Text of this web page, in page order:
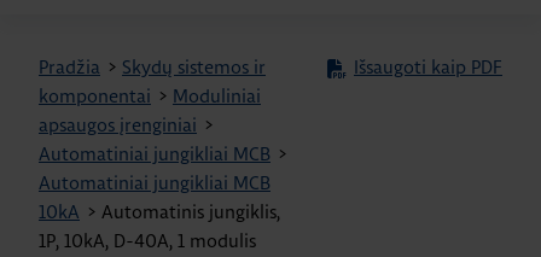
Pradžia > Skydų sistemos ir
komponentai > Moduliniai
apsaugos įrenginiai >
Automatiniai jungikliai MCB >
Automatiniai jungikliai MCB
10kA > Automatinis jungiklis,
1P, 10kA, D-40A, 1 modulis
Išsaugoti kaip PDF